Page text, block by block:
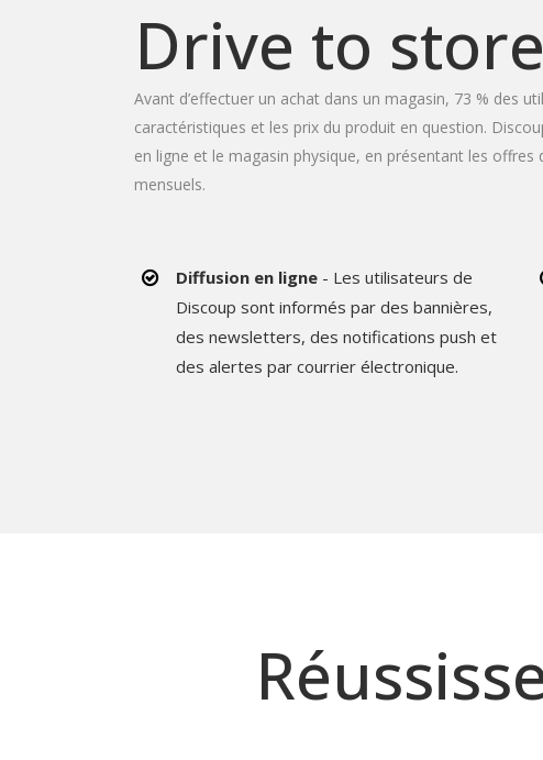
Drive to store
Avant d’effectuer un achat dans un magasin, 73 % des
caractéristiques et les prix du produit en question.
en ligne et le magasin physique, en présentant les
mensuels.
Diffusion en ligne - Les utilisateurs de
Discoup sont informés par des bannières,
des newsletters, des notifications push et
des alertes par courrier électronique.